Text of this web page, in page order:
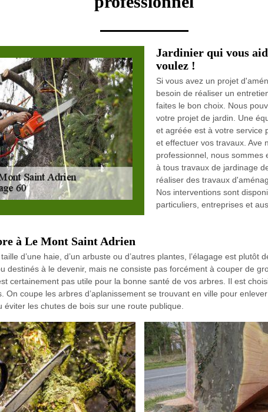
Jardinier qui vous
voulez !
Si vous avez un projet
besoin de réaliser un
faites le bon choix. Nous
votre projet de jardin. Une
et agréée est à votre service
et effectuer vos travaux. Ave
professionnel, nous sommes
à tous travaux de jardinage
réaliser des travaux
Nos interventions sont
particuliers, entreprises et
à Le Mont Saint Adrien
d’une haie, d’un arbuste ou d’autres plantes, l’élagage est plutôt
destinés à le devenir, mais ne consiste pas forcément à couper de
certainement pas utile pour la bonne santé de vos arbres. Il est
On coupe les arbres d’aplanissement se trouvant en ville pour
éviter les chutes de bois sur une route publique.